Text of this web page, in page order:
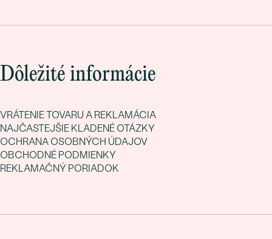
Dôležité informácie
VRÁTENIE TOVARU A REKLAMÁCIA
NAJČASTEJŠIE KLADENÉ OTÁZKY
OCHRANA OSOBNÝCH ÚDAJOV
OBCHODNÉ PODMIENKY
REKLAMAČNÝ PORIADOK